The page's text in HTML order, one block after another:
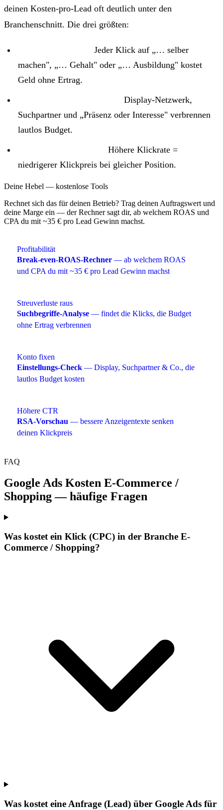
deinen Kosten-pro-Lead oft deutlich unter den
Branchenschnitt. Die drei größten:
Jeder Klick auf „… selber
machen", „… Gehalt" oder „… Ausbildung" kostet
Geld ohne Ertrag.
Display-Netzwerk,
Suchpartner und „Präsenz oder Interesse" verbrennen
lautlos Budget.
Höhere Klickrate =
niedrigerer Klickpreis bei gleicher Position.
Deine Hebel — kostenlose Tools
Rechnet sich das für deinen Betrieb? Trag deinen Auftragswert und
deine Marge ein — der Rechner sagt dir, ab welchem ROAS und
CPA du mit ~35 € pro Lead Gewinn machst.
Profitabilität
Break-even-ROAS-Rechner — ab welchem ROAS
und CPA du mit ~35 € pro Lead Gewinn machst
Streuverluste raus
Suchbegriffe-Analyse — findet die Klicks, die Budget
ohne Ertrag verbrennen
Konto fixen
Einstellungs-Check — Display, Suchpartner & Co., die
lautlos Budget kosten
Höhere CTR
RSA-Vorschau — bessere Anzeigentexte senken
deinen Klickpreis
FAQ
Google Ads Kosten E-Commerce /
Shopping — häufige Fragen
Was kostet ein Klick (CPC) in der Branche E-
Commerce / Shopping?
Was kostet eine Anfrage (Lead) über Google Ads für